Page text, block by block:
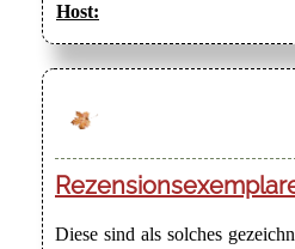
Host:
Diese sind als solches